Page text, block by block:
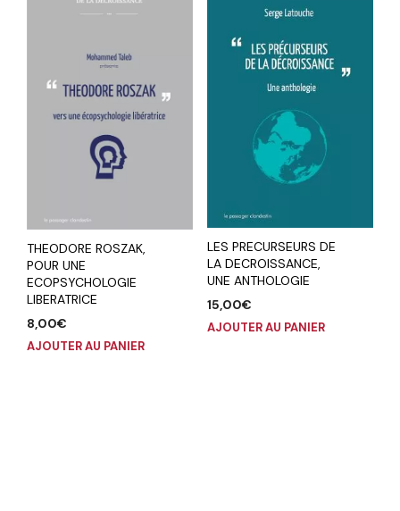
THEODORE ROSZAK,
POUR UNE
ECOPSYCHOLOGIE
LIBERATRICE
8,00€
AJOUTER AU PANIER
LES PRECURSEURS DE
LA DECROISSANCE,
UNE ANTHOLOGIE
15,00€
AJOUTER AU PANIER